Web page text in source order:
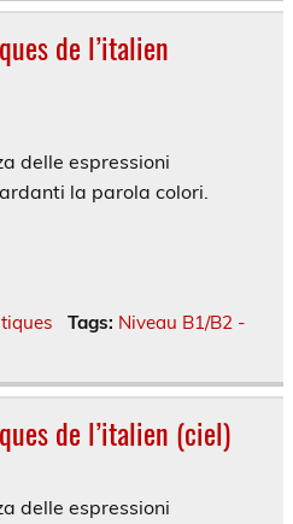
de l’italien
delle espressioni
la parola colori.
Tags: Niveau B1/B2 -
de l’italien (ciel)
delle espressioni